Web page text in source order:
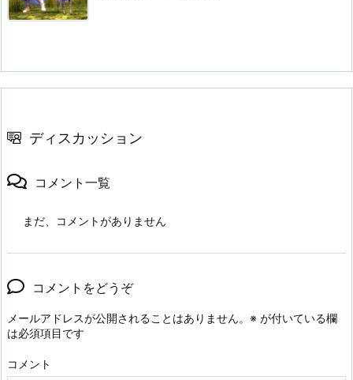
ディスカッション
コメント一覧
まだ、コメントがありません
コメントをどうぞ
メールアドレスが公開されることはありません。 ※ が付いている欄
は必須項目です
コメント